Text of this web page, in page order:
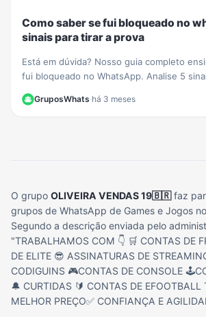
Como saber se fui bloqueado no
sinais para tirar a prova
Está em dúvida? Nosso guia completo
fui bloqueado no WhatsApp. Analise 5
GruposWhats·há 3 meses
O grupo OLIVEIRA VENDAS 19🇧🇷faz
grupos de WhatsApp de Games e Jogos
Segundo a descrição enviada pelo
"TRABALHAMOS COM 👇 🛒 CONTAS DE
DE ELITE 😎 ASSINATURAS DE
CODIGUINS 🎮CONTAS DE CONSOLE
🔔 CURTIDAS 🔰 CONTAS DE EFOOTBALL
MELHOR PREÇO✅ CONFIANÇA E